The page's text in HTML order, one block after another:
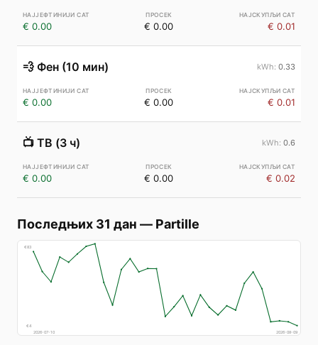
€ 0.00 € 0.00 € 0.01
💨 Фен (10 мин) 0.33
€ 0.00 € 0.00 € 0.01
📺 ТВ (3 ч) 0.6
€ 0.00 € 0.00 € 0.02
Последњих 31 дан — Partille
€83
€4
2026-07-10
2026-08-09